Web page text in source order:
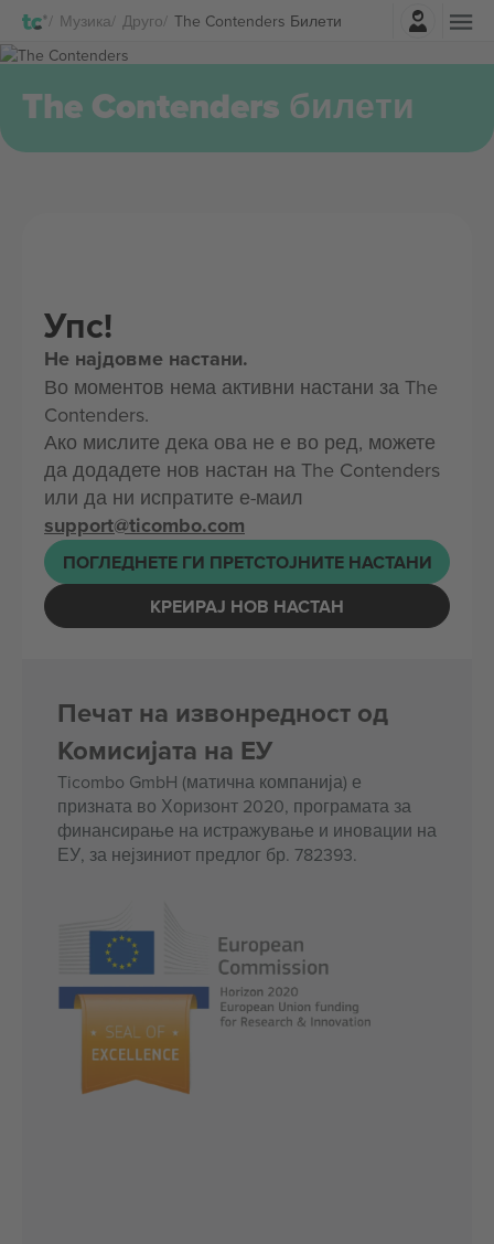
Музика Друго The Contenders Билети
Најави се
The Contenders билети
Упс!
Не најдовме настани.
Во моментов нема активни настани за The
Contenders.
Ако мислите дека ова не е во ред, можете
да додадете нов настан на The Contenders
или да ни испратите е-маил
support@ticombo.com
ПОГЛЕДНЕТЕ ГИ ПРЕТСТОЈНИТЕ НАСТАНИ
КРЕИРАЈ НОВ НАСТАН
Печат на извонредност од
Комисијата на ЕУ
Ticombo GmbH (матична компанија) е
призната во Хоризонт 2020, програмата за
финансирање на истражување и иновации на
ЕУ, за нејзиниот предлог бр. 782393.